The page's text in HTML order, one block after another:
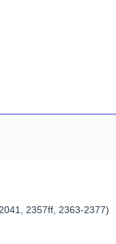
2357ff, 2363-2377)